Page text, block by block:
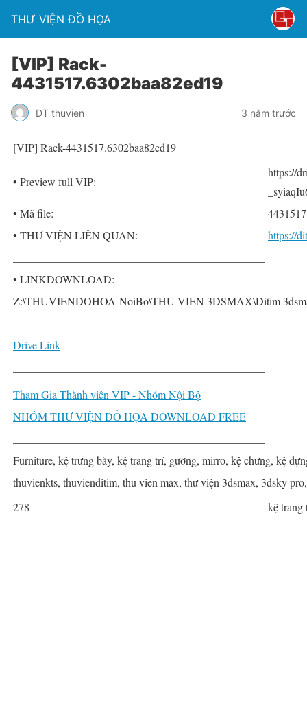
THƯ VIỆN ĐỒ HỌA
[VIP] Rack-
4431517.6302baa82ed19
DT thuvien 3 năm trước
[VIP] Rack-4431517.6302baa82ed19
• Preview full VIP:
https://
• Mã file:
• THƯ VIỆN LIÊN QUAN:
https://
• LINKDOWNLOAD:
Z:\THUVIENDOHOA-NoiBo\THU VIEN 3DSMAX\Ditim
–
Drive Link
Tham Gia Thành viên VIP - Nhóm Nội Bộ
NHÓM THƯ VIỆN ĐỒ HỌA DOWNLOAD FREE
Furniture, kệ trưng bày, kệ trang trí, gương, mirro, kệ chưng, kệ
thuvienkts, thuvienditim, thu vien max, thư viện 3dsmax, 3dsky
278
kệ trang